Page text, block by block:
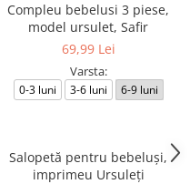
Compleu bebelusi 3 piese,
model ursulet, Safir
69,99 Lei
Varsta:
0-3 luni 3-6 luni 6-9 luni
Salopetă pentru bebeluși,
imprimeu Ursuleți